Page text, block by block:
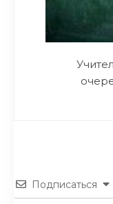
Подписаться